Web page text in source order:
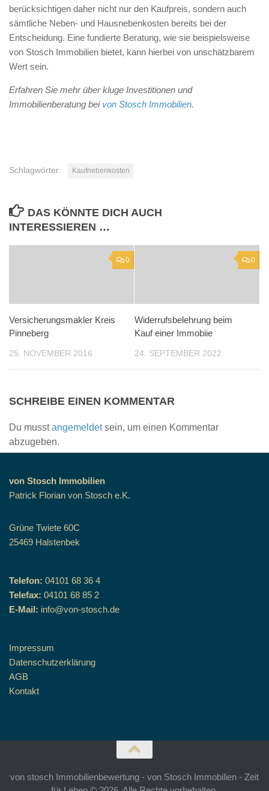
berücksichtigen daher nicht nur den Kaufpreis, sondern auch
sämtliche Neben- und Hausnebenkosten bereits bei der
Entscheidung. Eine fundierte Beratung, wie sie beispielsweise
von Stosch Immobilien bietet, kann hierbei von unschätzbarem
Wert sein.
Erfahren Sie mehr über kluge Investitionen und
Immobilienberatung bei von Stosch Immobilien.
Schlagwörter: Kaufnebenkosten
DAS KÖNNTE DICH AUCH
INTERESSIEREN …
0
Versicherungsmakler Kreis
Pinneberg
25. NOVEMBER 2016
0
Widerrufsbelehrung beim
Kauf einer Immobiie
24. SEPTEMBER 2022
SCHREIBE EINEN KOMMENTAR
Du musstangemeldetsein, um einen Kommentar
abzugeben.
von Stosch Immobilien
Patrick Florian von Stosch e.K.
Grüne Twiete 60C
25469 Halstenbek
Telefon: 04101 68 36 4
Telefax: 04101 68 85 2
E-Mail: info@von-stosch.de
Impressum
Datenschutzerklärung
AGB
Kontakt
von stosch Immobilienbewertung - von Stosch Immobilien - Zeit